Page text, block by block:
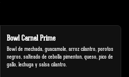
Bowl Carnal Prime
Bowl de mechada, guacamole, arroz cilantro, porotos
negros, salteado de cebolla pimenton, queso, pico de
gallo, lechuga y salsa cilantro.